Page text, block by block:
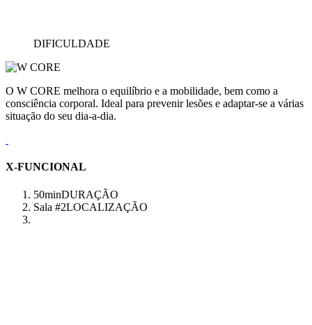
DIFICULDADE
O W CORE melhora o equilíbrio e a mobilidade, bem como a
consciência corporal. Ideal para prevenir lesões e adaptar-se a várias
situação do seu dia-a-dia.
X-FUNCIONAL
50minDURAÇÃO
Sala #2LOCALIZAÇÃO